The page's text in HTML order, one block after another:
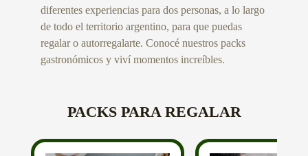
diferentes experiencias para dos personas, a lo largo
de todo el territorio argentino, para que puedas
regalar o autorregalarte. Conocé nuestros packs
gastronómicos y viví momentos increíbles.
PACKS PARA REGALAR